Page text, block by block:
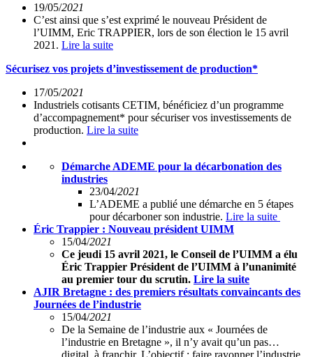
19/05/2021
C’est ainsi que s’est exprimé le nouveau Président de
l’UIMM, Eric TRAPPIER, lors de son élection le 15 avril
2021. Lire la suite
Sécurisez vos projets d’investissement de production*
17/05/2021
Industriels cotisants CETIM, bénéficiez d’un programme
d’accompagnement* pour sécuriser vos investissements de
production. Lire la suite
Démarche ADEME pour la décarbonation des
industries
23/04/2021
L’ADEME a publié une démarche en 5 étapes
pour décarboner son industrie. Lire la suite
Éric Trappier : Nouveau président UIMM
15/04/2021
Ce jeudi 15 avril 2021, le Conseil de l’UIMM a élu
Éric Trappier Président de l’UIMM à l’unanimité
au premier tour du scrutin. Lire la suite
AJIR Bretagne : des premiers résultats convaincants des
Journées de l’industrie
15/04/2021
De la Semaine de l’industrie aux « Journées de
l’industrie en Bretagne », il n’y avait qu’un pas…
digital, à franchir. L’objectif : faire rayonner l’industrie